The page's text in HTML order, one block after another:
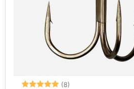
Beoordeling:(8)